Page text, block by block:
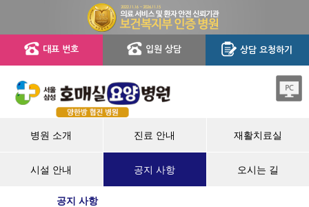
대표 번호 입원 상담 상담 요청하기
병원 소개 진료 안내 재활치료실
시설 안내 공지 사항 오시는 길
공지 사항